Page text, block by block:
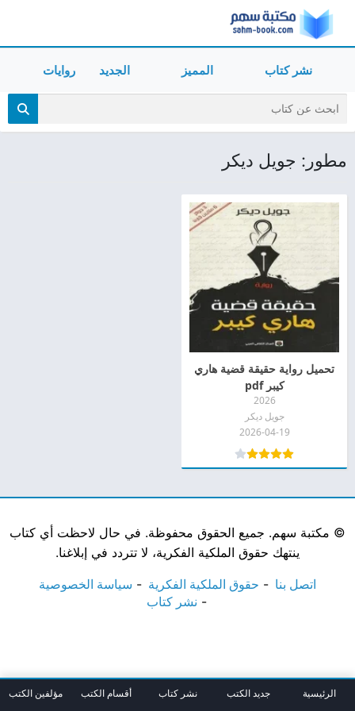
نشر كتاب المميز الجديد روايات
مطور: جويل ديكر
تحميل رواية حقيقة قضية هاري
كيبر pdf
2026
جويل ديكر
2026-04-19
© مكتبة سهم. جميع الحقوق محفوظة. في حال لاحظت أي كتاب
ينتهك حقوق الملكية الفكرية، لا تتردد في إبلاغنا.
اتصل بنا حقوق الملكية الفكرية
سياسة الخصوصية
نشر كتاب
الرئيسية جديد الكتب نشر كتاب أقسام الكتب مؤلفين الكتب